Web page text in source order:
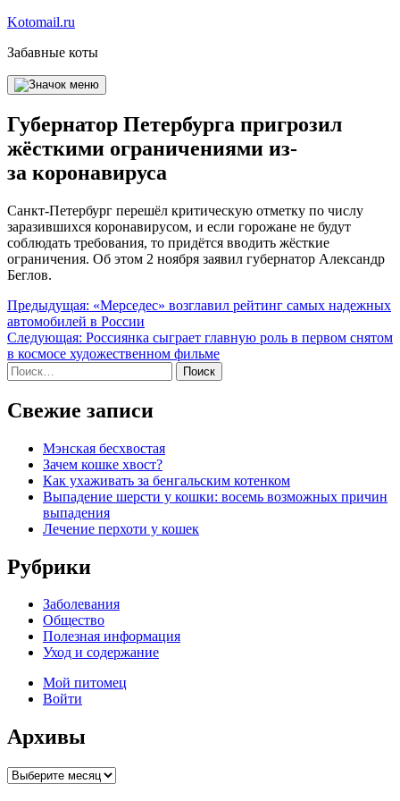
Перейти
содержимому
Kotomail.ru
Забавные коты
Губернатор Петербурга пригрозил
жёсткими ограничениями из-
за коронавируса
Санкт-Петербург перешёл критическую отметку по числу
заразившихся коронавирусом, и если горожане не будут
соблюдать требования, то придётся вводить жёсткие
ограничения. Об этом 2 ноября заявил губернатор Александр
Беглов.
Навигация
по
записям
Предыдущая: «Мерседес» возглавил рейтинг самых надежных
автомобилей в России
Следующая: Россиянка сыграет главную роль в первом снятом
в космосе художественном фильме
Найти:
Свежие записи
Мэнская бесхвостая
Зачем кошке хвост?
Как ухаживать за бенгальским котенком
Выпадение шерсти у кошки: восемь возможных причин
выпадения
Лечение перхоти у кошек
Рубрики
Заболевания
Общество
Полезная информация
Уход и содержание
Мой питомец
Войти
Архивы
Архивы